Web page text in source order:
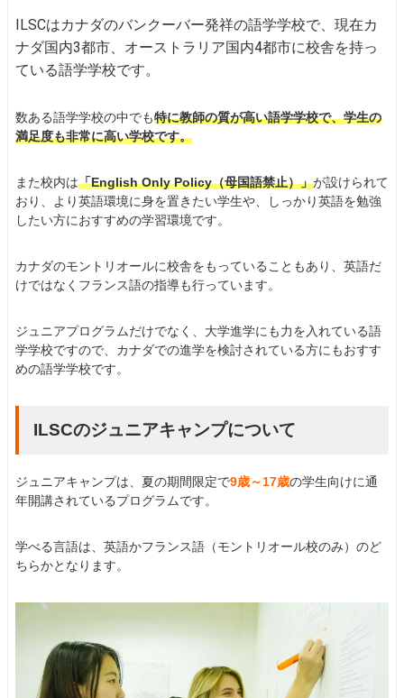
ILSCはカナダのバンクーバー発祥の語学学校で、現在カ
ナダ国内3都市、オーストラリア国内4都市に校舎を持っ
ている語学学校です。
数ある語学学校の中でも特に教師の質が高い語学学校で、学生の
満足度も非常に高い学校です。
また校内は「English Only Policy（母国語禁止）」が設けられて
おり、より英語環境に身を置きたい学生や、しっかり英語を勉強
したい方におすすめの学習環境です。
カナダのモントリオールに校舎をもっていることもあり、英語だ
けではなくフランス語の指導も行っています。
ジュニアプログラムだけでなく、大学進学にも力を入れている語
学学校ですので、カナダでの進学を検討されている方にもおすす
めの語学学校です。
ILSCのジュニアキャンプについて
ジュニアキャンプは、夏の期間限定で9歳～17歳の学生向けに通
年開講されているプログラムです。
学べる言語は、英語かフランス語（モントリオール校のみ）のど
ちらかとなります。